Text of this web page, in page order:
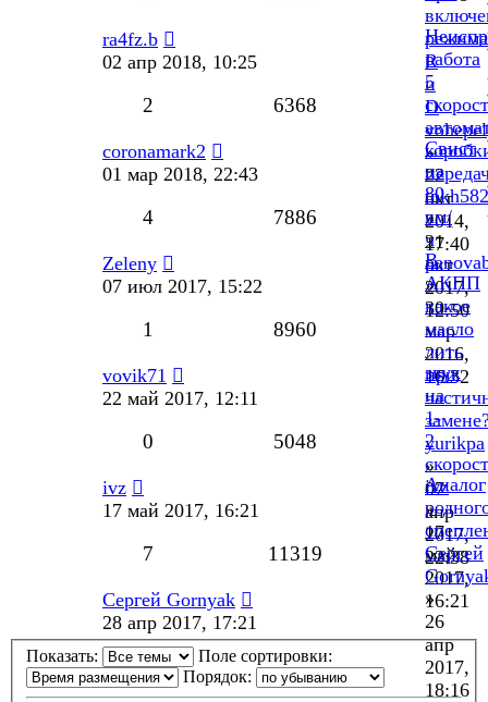
режима
R
и
D
vohepel
»
22
окт
2014,
17:40
ra4fz.b
02 апр 2018, 10:25
работа
5
»
21
окт
2017,
12:50
2 6368
coronamark2
01 мар 2018, 22:43
Свист
на
80
км/
ч
»
30
мар
2016,
16:32
4 7886
Zeleny
07 июл 2017, 15:22
В
АКПП
какое
масло
лить
при
yurikpa
»
07
апр
2017,
22:38
1 8960
vovik71
22 май 2017, 12:11
звук
на
1-
2
ivz
»
17
май
2017,
16:21
0 5048
ivz
17 май 2017, 16:21
Аналог
Сергей
»
26
апр
2017,
18:16
7 11319
Сергей Gornyak
28 апр 2017, 17:21
Показать:
Поле сортировки:
Порядок: